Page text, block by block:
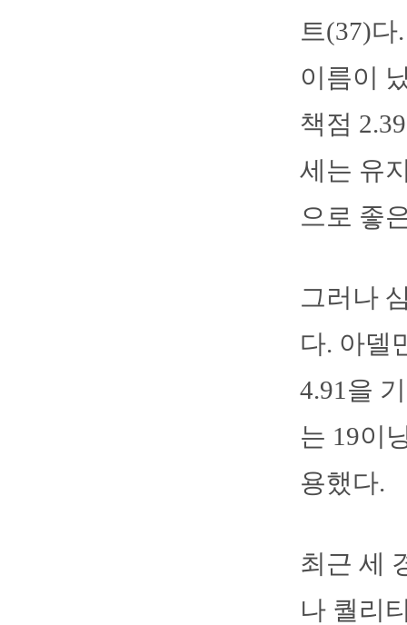
트(37)다
이름이
책점
세는 유
으로 좋
그러나
다. 아델
4.91을
는 19이
용했다.
최근 세
나 퀄리